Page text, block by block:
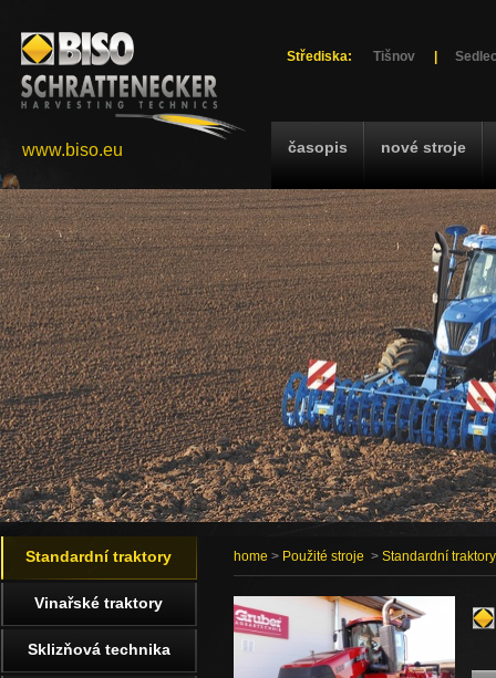
Střediska: Tišnov
časopis nové stroje
www.biso.eu
home > Použité stroje > Standardní traktory
Standardní traktory
Vinařské traktory
Sklizňová technika